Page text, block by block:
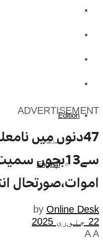
Edition
اردو
English
ADVERTISEMENT
47دنوں میں
اموات،صورتحال
by Online Desk
22 جنوری 2025
A A